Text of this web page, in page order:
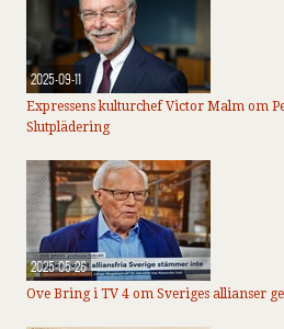
2025-09-11
Expressens kulturchef Victor Malm om
Slutplädering
2025-05-26
Ove Bring i TV 4 om Sveriges allianser